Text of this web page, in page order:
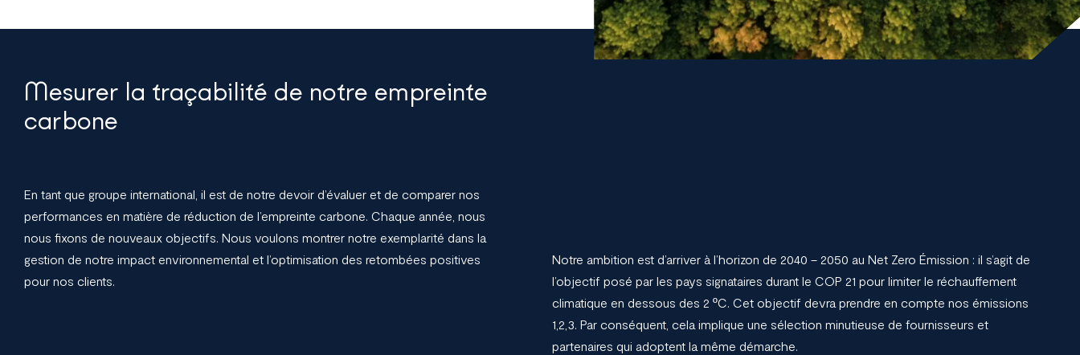
Mesurer la traçabilité de notre empreinte
carbone
En tant que groupe international, il est de notre devoir d’évaluer et de comparer nos
performances en matière de réduction de l’empreinte carbone. Chaque année, nous
nous fixons de nouveaux objectifs. Nous voulons montrer notre exemplarité dans la
gestion de notre impact environnemental et l’optimisation des retombées positives
pour nos clients.
Notre ambition est d’arriver à l’horizon de 2040 – 2050 au Net Zero Émission : il s’agit de
l’objectif posé par les pays signataires durant le COP 21 pour limiter le réchauffement
climatique en dessous des 2 ºC. Cet objectif devra prendre en compte nos émissions
1,2,3. Par conséquent, cela implique une sélection minutieuse de fournisseurs et
partenaires qui adoptent la même démarche.